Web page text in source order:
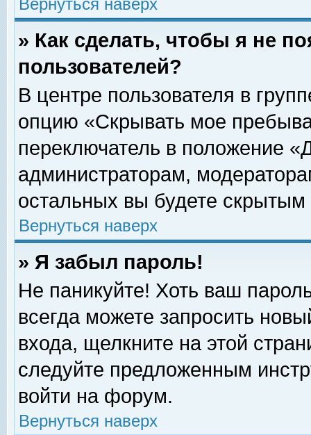
Вернуться наверх
» Как сделать, чтобы я не
пользователей?
В центре пользователя в
опцию «Скрывать мое
переключатель в положение
администраторам,
остальных вы будете скрытым
Вернуться наверх
» Я забыл пароль!
Не паникуйте! Хоть ваш
всегда можете запросить
входа, щелкните на этой
следуйте предложенным
войти на форум.
Вернуться наверх